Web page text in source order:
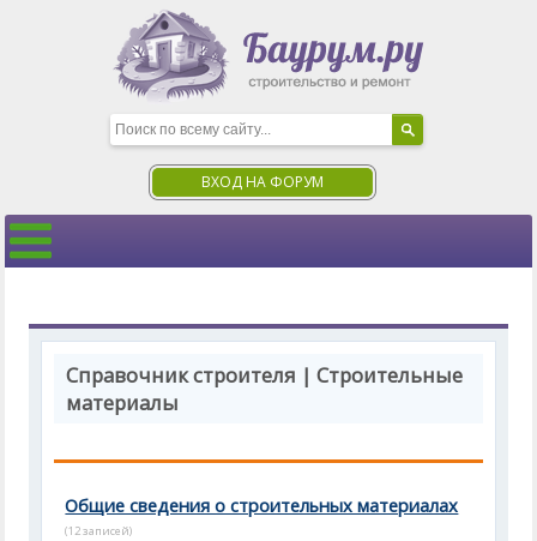
ВХОД НА ФОРУМ
Справочник строителя | Строительные
материалы
Общие сведения о строительных материалах
(12 записей)